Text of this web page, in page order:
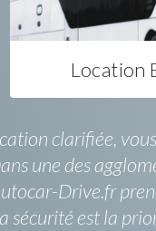
Location
clarifiée,
une des
Drive.fr
sécurité est la